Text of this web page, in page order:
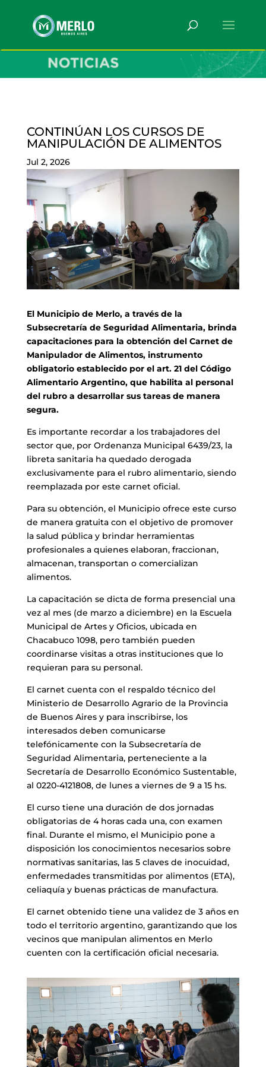
CONTINÚAN LOS CURSOS DE
MANIPULACIÓN DE ALIMENTOS
Jul 2, 2026
El Municipio de Merlo, a través de la
Subsecretaría de Seguridad Alimentaria, brinda
capacitaciones para la obtención del Carnet de
Manipulador de Alimentos, instrumento
obligatorio establecido por el art. 21 del Código
Alimentario Argentino, que habilita al personal
del rubro a desarrollar sus tareas de manera
segura.
Es importante recordar a los trabajadores del
sector que, por Ordenanza Municipal 6439/23, la
libreta sanitaria ha quedado derogada
exclusivamente para el rubro alimentario, siendo
reemplazada por este carnet oficial.
Para su obtención, el Municipio ofrece este curso
de manera gratuita con el objetivo de promover
la salud pública y brindar herramientas
profesionales a quienes elaboran, fraccionan,
almacenan, transportan o comercializan
alimentos.
La capacitación se dicta de forma presencial una
vez al mes (de marzo a diciembre) en la Escuela
Municipal de Artes y Oficios, ubicada en
Chacabuco 1098, pero también pueden
coordinarse visitas a otras instituciones que lo
requieran para su personal.
El carnet cuenta con el respaldo técnico del
Ministerio de Desarrollo Agrario de la Provincia
de Buenos Aires y para inscribirse, los
interesados deben comunicarse
telefónicamente con la Subsecretaría de
Seguridad Alimentaria, perteneciente a la
Secretaría de Desarrollo Económico Sustentable,
al 0220-4121808, de lunes a viernes de 9 a 15 hs.
El curso tiene una duración de dos jornadas
obligatorias de 4 horas cada una, con examen
final. Durante el mismo, el Municipio pone a
disposición los conocimientos necesarios sobre
normativas sanitarias, las 5 claves de inocuidad,
enfermedades transmitidas por alimentos (ETA),
celiaquía y buenas prácticas de manufactura.
El carnet obtenido tiene una validez de 3 años en
todo el territorio argentino, garantizando que los
vecinos que manipulan alimentos en Merlo
cuenten con la certificación oficial necesaria.